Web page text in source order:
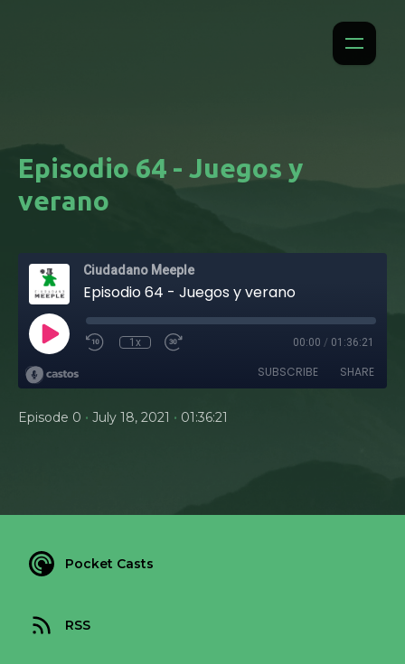
Episodio 64 - Juegos y
verano
Ciudadano Meeple
Episodio 64 - Juegos y verano
1x 00:00 / 01:36:21
SUBSCRIBE SHARE
Episode 0 • July 18, 2021 • 01:36:21
Pocket Casts
RSS